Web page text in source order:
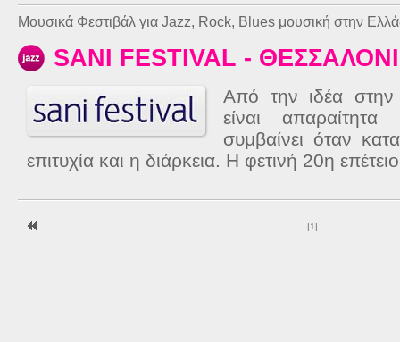
Μουσικά Φεστιβάλ για Jazz, Rock, Blues μουσική στην
SANI FESTIVAL -
Από την ιδέα
είναι
συμβαίνει όταν
επιτυχία και η διάρκεια. Η φετινή 20η
|1 |